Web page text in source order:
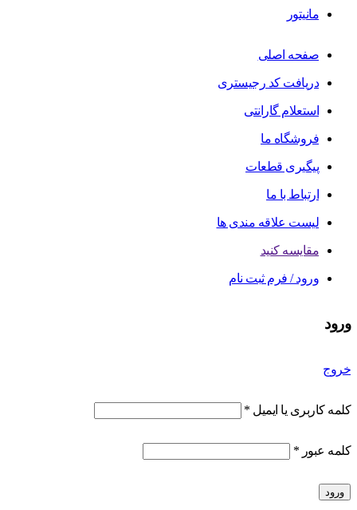
مانیتور
صفحه اصلی
دریافت کد رجیستری
استعلام گارانتی
فروشگاه ما
پیگیری قطعات
ارتباط با ما
لیست علاقه مندی ها
مقایسه کنید
ورود / فرم ثبت نام
ورود
خروج
کلمه کاربری یا ایمیل *
کلمه عبور *
ورود